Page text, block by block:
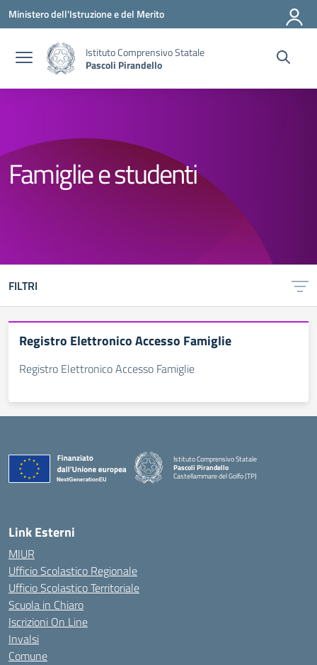
Vai ai contenuti
Vai al menu di navigazione
Vai al footer
Ministero dell'Istruzione e del Merito
Istituto Comprensivo Statale
Pascoli Pirandello
Famiglie e studenti
FILTRI
Registro Elettronico Accesso Famiglie
Registro Elettronico Accesso Famiglie
Istituto Comprensivo Statale
Pascoli Pirandello
Castellammare del Golfo (TP)
Link Esterni
MIUR
Ufficio Scolastico Regionale
Ufficio Scolastico Territoriale
Scuola in Chiaro
Iscrizioni On Line
Invalsi
Comune